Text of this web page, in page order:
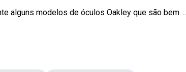
alguns modelos de óculos Oakley que são bem ...